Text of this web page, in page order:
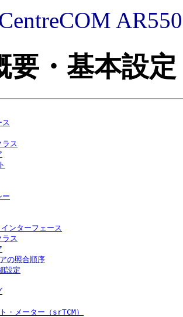
要・基本設定
ス
ラス
ー
ンターフェース
ラス
の照合順序
設定
・メーター（srTCM）